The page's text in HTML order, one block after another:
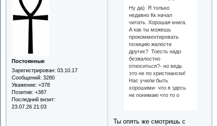
Постоянные
Зарегистрирован: 03.10.17
Сообщений: 3280
Уважение: +378
Позитив: +387
Последний визит:
23.07.26 21:03
Ну да) Я только
недавно Кк начал
читать. Хорошая книга.
А как ты можешь
прокомментировать
позицию жалости
других? Тоесть надо
безжалостно
относиться?- но ведь
это не по христиански!
Нас учили быть
хорошими- что я здесь
не понимаю что то о
Ты опять же смотришь с